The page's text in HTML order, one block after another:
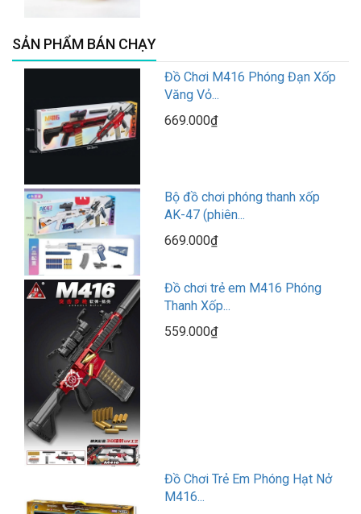
SẢN PHẨM BÁN CHẠY
Đồ Chơi M416 Phóng Đạn Xốp
Văng Vỏ...
669.000₫
Bộ đồ chơi phóng thanh xốp
AK-47 (phiên...
669.000₫
Đồ chơi trẻ em M416 Phóng
Thanh Xốp...
559.000₫
Đồ Chơi Trẻ Em Phóng Hạt Nở
M416...